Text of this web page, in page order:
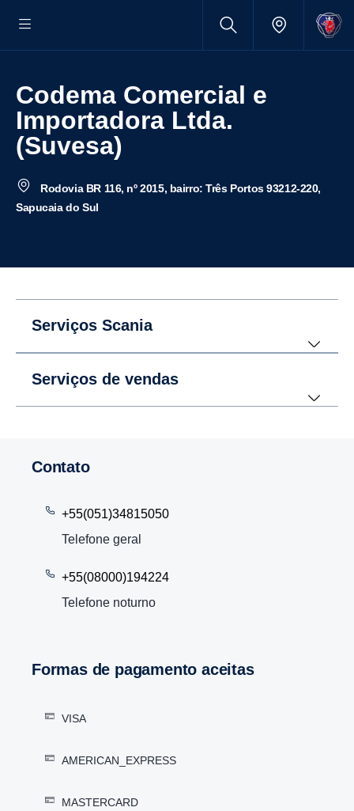
Codema Comercial e
Importadora Ltda.
(Suvesa)
Rodovia BR 116, nº 2015, bairro: Três Portos 93212-220,
Sapucaia do Sul
Serviços Scania
Serviços de vendas
Contato
+55(051)34815050
Telefone geral
+55(08000)194224
Telefone noturno
Formas de pagamento aceitas
VISA
AMERICAN_EXPRESS
MASTERCARD